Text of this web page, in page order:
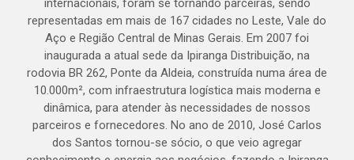
internacionais, foram se tornando parceiras, sendo
representadas em mais de 167 cidades no Leste, Vale do
Aço e Região Central de Minas Gerais. Em 2007 foi
inaugurada a atual sede da Ipiranga Distribuição, na
rodovia BR 262, Ponte da Aldeia, construída numa área de
10.000m², com infraestrutura logística mais moderna e
dinâmica, para atender às necessidades de nossos
parceiros e fornecedores. No ano de 2010, José Carlos
dos Santos tornou-se sócio, o que veio agregar